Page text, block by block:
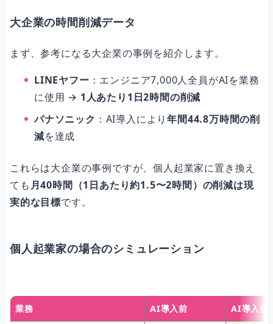
大企業の時間削減データ
まず、参考になる大企業の事例を紹介します。
LINEヤフー ：エンジニア7,000人全員がAIを業務
に使用 → 1人あたり1日2時間の削減
パナソニック ：AI導入により年間44.8万時間の削
減を達成
これらは大企業の事例ですが、個人起業家に置き換え
ても 月40時間（1日あたり約1.5〜2時間）の削減は現
実的な目標です。
個人起業家の場合のシミュレーション
業務 AI導入前 AI導入後